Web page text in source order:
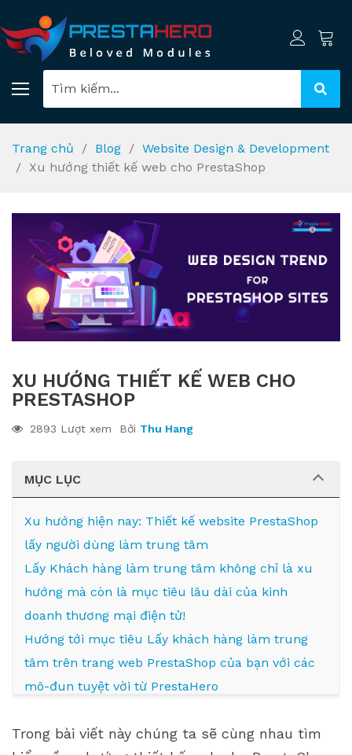
Trang chủ Blog
Website Design & Development
Xu hướng thiết kế web cho PrestaShop
XU HƯỚNG THIẾT KẾ WEB CHO
PRESTASHOP
2893 Lượt xem Bởi Thu Hang
MỤC LỤC
Xu hướng hiện nay: Thiết kế website PrestaShop
lấy người dùng làm trung tâm
Lấy Khách hàng làm trung tâm không chỉ là xu
hướng mà còn là mục tiêu lâu dài của kinh
doanh thương mại điện tử!
Hướng tới mục tiêu Lấy khách hàng làm trung
tâm trên trang web PrestaShop của bạn với các
mô-đun tuyệt vời từ PrestaHero
Tích hợp với các nền tảng xã hội
Trong bài viết này chúng ta sẽ cùng nhau tìm